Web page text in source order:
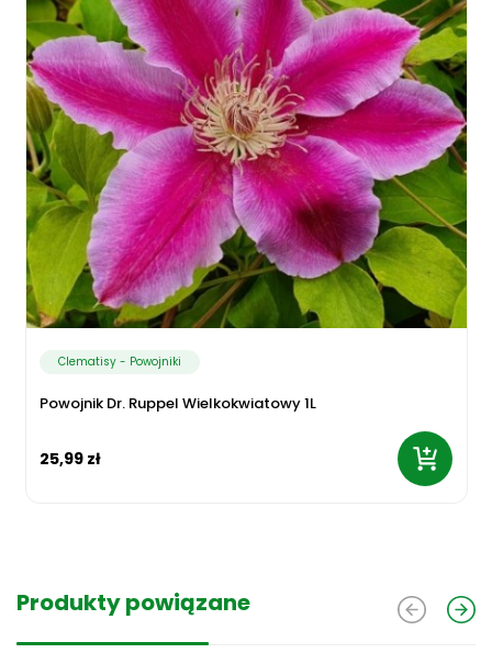
Clematisy - Powojniki
Powojnik Dr. Ruppel Wielkokwiatowy 1L
25,99 zł
Produkty powiązane